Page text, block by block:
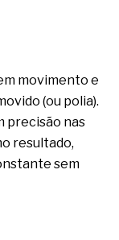
movimento e
(ou polia).
precisão nas
resultado,
sem